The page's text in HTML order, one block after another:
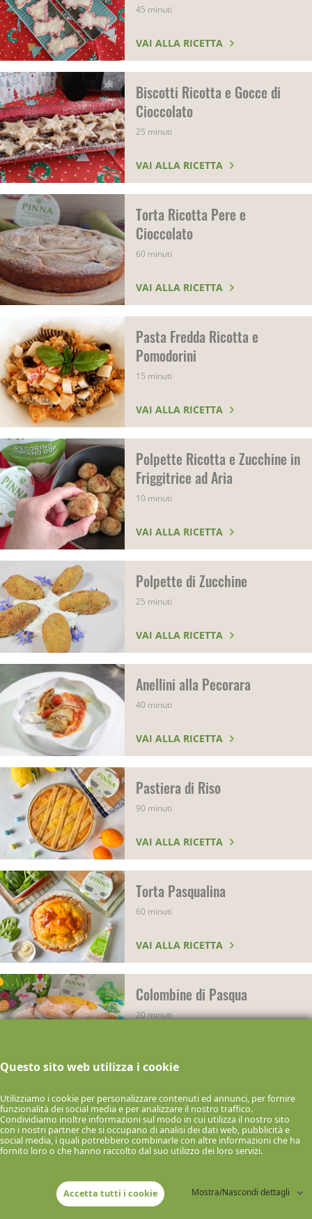
Questo sito web utilizza i cookie
Utilizziamo i cookie per personalizzare contenuti ed annunci, per fornire
funzionalità dei social media e per analizzare il nostro traffico.
Condividiamo inoltre informazioni sul modo in cui utilizza il nostro sito
con i nostri partner che si occupano di analisi dei dati web, pubblicità e
social media, i quali potrebbero combinarle con altre informazioni che ha
fornito loro o che hanno raccolto dal suo utilizzo dei loro servizi.
Accetta tutti i cookie Mostra/Nascondi dettagli
45 minuti
VAI ALLA RICETTA
Biscotti Ricotta e Gocce di
Cioccolato
25 minuti
VAI ALLA RICETTA
Torta Ricotta Pere e
Cioccolato
60 minuti
VAI ALLA RICETTA
Pasta Fredda Ricotta e
Pomodorini
15 minuti
VAI ALLA RICETTA
Polpette Ricotta e Zucchine in
Friggitrice ad Aria
10 minuti
VAI ALLA RICETTA
Polpette di Zucchine
25 minuti
VAI ALLA RICETTA
Anellini alla Pecorara
40 minuti
VAI ALLA RICETTA
Pastiera di Riso
90 minuti
VAI ALLA RICETTA
Torta Pasqualina
60 minuti
VAI ALLA RICETTA
Colombine di Pasqua
20 minuti
Tortine Pasqualine con Piselli
40 minuti
VAI ALLA RICETTA
Mini pasqualine